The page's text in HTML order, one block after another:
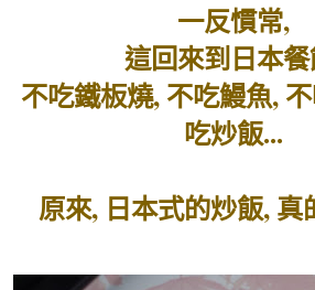
一反慣常 ,
這回來到日本
不吃鐵板燒, 不吃鰻魚,
吃炒飯...
原來, 日本式的炒飯, 真